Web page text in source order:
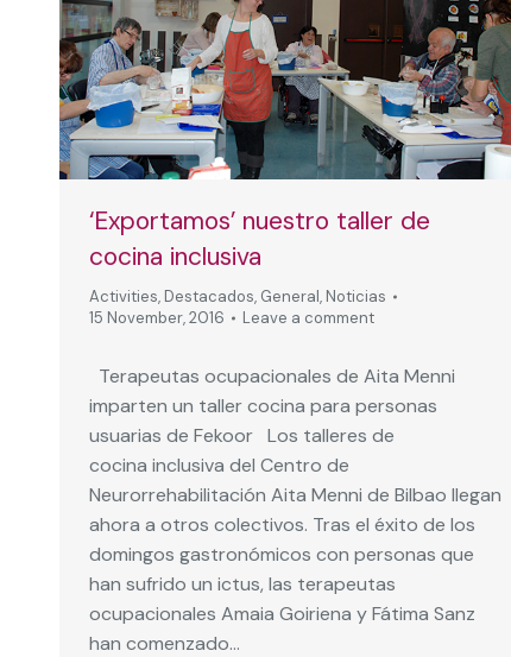
‘Exportamos’ nuestro taller de
cocina inclusiva
Activities, Destacados, General, Noticias
15 November, 2016
Leave a comment
Terapeutas ocupacionales de Aita Menni
imparten un taller cocina para personas
usuarias de Fekoor Los talleres de
cocina inclusiva del Centro de
Neurorrehabilitación Aita Menni de Bilbao llegan
ahora a otros colectivos. Tras el éxito de los
domingos gastronómicos con personas que
han sufrido un ictus, las terapeutas
ocupacionales Amaia Goiriena y Fátima Sanz
han comenzado…